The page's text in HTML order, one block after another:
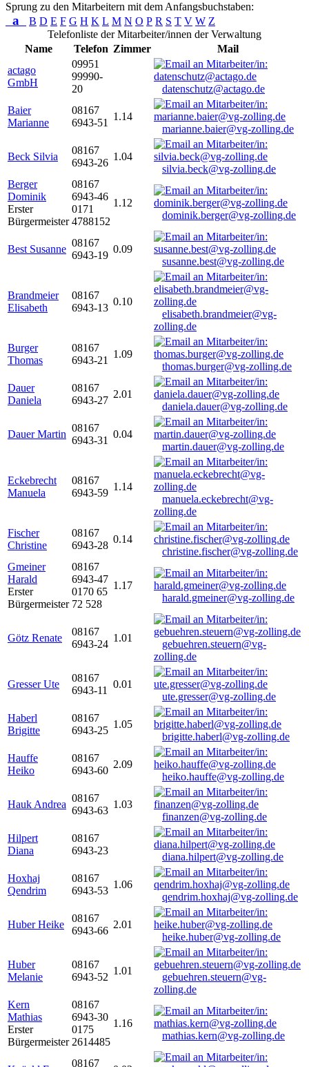
Sprung zu den Mitarbeitern mit dem Anfangsbuchstaben:
a B D E F G H K L M N O P R S T V W Z
Telefonliste der Mitarbeiter/innen der Verwaltung
Name
Telefon Zimmer
Mail
actago
GmbH
09951
99990-
20
datenschutz@actago.de
Baier
Marianne
08167
6943-51
1.14
marianne.baier@vg-zolling.de
Beck Silvia
08167
6943-26
1.04
silvia.beck@vg-zolling.de
Berger
Dominik
Erster
Bürgermeister
08167
6943-46
0171
4788152
1.12
dominik.berger@vg-zolling.de
Best Susanne
08167
6943-19
0.09
susanne.best@vg-zolling.de
Brandmeier
Elisabeth
08167
6943-13
0.10
elisabeth.brandmeier@vg-
zolling.de
Burger
Thomas
08167
6943-21
1.09
thomas.burger@vg-zolling.de
Dauer
Daniela
08167
6943-27
2.01
daniela.dauer@vg-zolling.de
Dauer Martin
08167
6943-31
0.04
martin.dauer@vg-zolling.de
Eckebrecht
Manuela
08167
6943-59
1.14
manuela.eckebrecht@vg-
zolling.de
Fischer
Christine
08167
6943-28
0.14
christine.fischer@vg-zolling.de
Gmeiner
Harald
Erster
Bürgermeister
08167
6943-47
0170 65
72 528
1.17
harald.gmeiner@vg-zolling.de
Götz Renate
08167
6943-24
1.01
gebuehren.steuern@vg-
zolling.de
Gresser Ute
08167
6943-11
0.01
ute.gresser@vg-zolling.de
Haberl
Brigitte
08167
6943-25
1.05
brigitte.haberl@vg-zolling.de
Hauffe
Heiko
08167
6943-60
2.09
heiko.hauffe@vg-zolling.de
Hauk Andrea
08167
6943-63
1.03
finanzen@vg-zolling.de
Hilpert
Diana
08167
6943-23
diana.hilpert@vg-zolling.de
Hoxhaj
Qendrim
08167
6943-53
1.06
qendrim.hoxhaj@vg-zolling.de
Huber Heike
08167
6943-66
2.01
heike.huber@vg-zolling.de
Huber
Melanie
08167
6943-52
1.01
gebuehren.steuern@vg-
zolling.de
Kern
Mathias
Erster
Bürgermeister
08167
6943-30
0175
2614485
1.16
mathias.kern@vg-zolling.de
08167